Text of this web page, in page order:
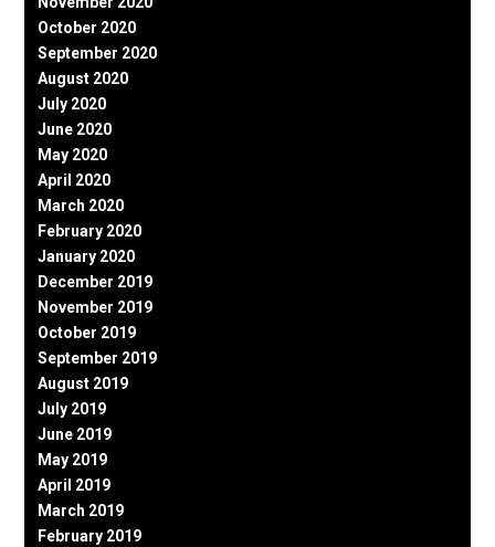
October 2020
September 2020
August 2020
July 2020
June 2020
May 2020
April 2020
March 2020
February 2020
January 2020
December 2019
November 2019
October 2019
September 2019
August 2019
July 2019
June 2019
May 2019
April 2019
March 2019
February 2019